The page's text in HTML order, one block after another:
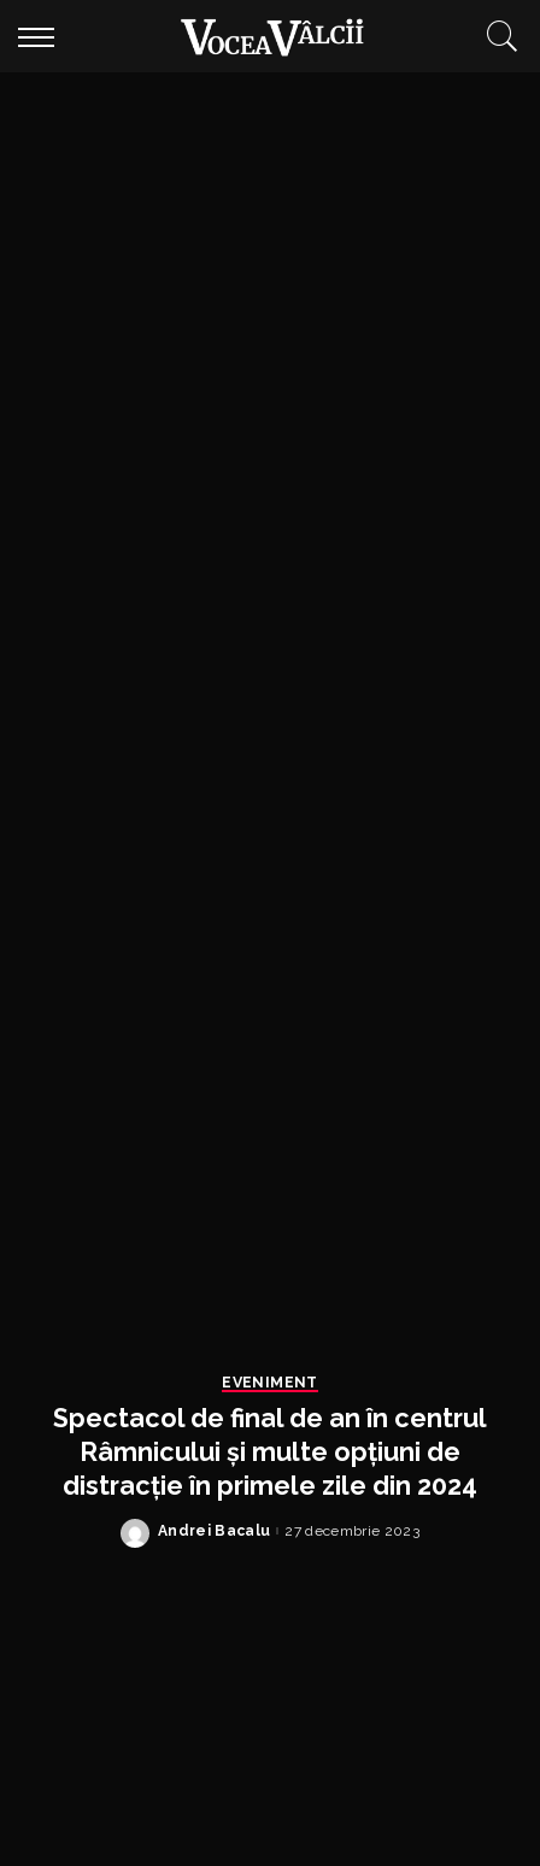
EVENIMENT
Spectacol de final de an în centrul
Râmnicului și multe opțiuni de
distracție în primele zile din 2024
Posted
Andrei Bacalu 27 decembrie 2023